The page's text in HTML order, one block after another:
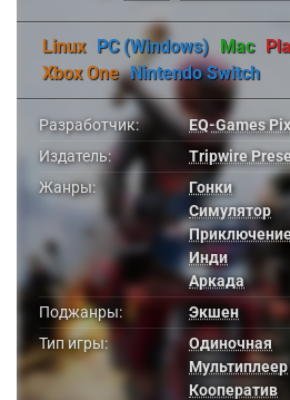
Linux PC (Windows) Mac
Xbox One Nintendo Switch
Разработчик:
EQ-Games
Издатель:
Tripwire
Жанры:
Гонки
Симулятор
Инди
Аркада
Поджанры:
Экшен
Тип игры:
Одиночная
Мультиплеер
Кооператив